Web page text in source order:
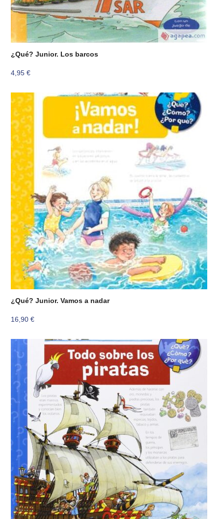
¿Qué? Junior. Los barcos
4,95€
¿Qué? Junior. Vamos a nadar
16,90€